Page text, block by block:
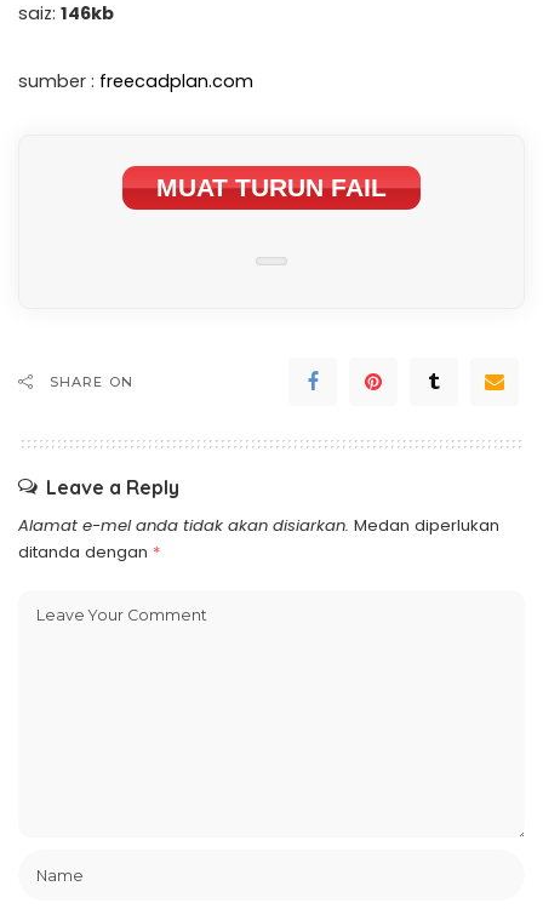
saiz: 146kb
sumber : freecadplan.com
MUAT TURUN FAIL
SHARE ON
Leave a Reply
Alamat e-mel anda tidak akan disiarkan. Medan diperlukan
ditanda dengan *